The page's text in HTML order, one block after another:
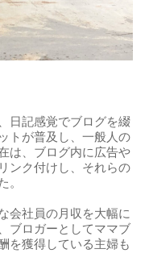
日記感覚でブログを綴
トが普及し、一般人の
は、ブログ内に広告や
ンク付けし、それらの
。
会社員の月収を大幅に
ブロガーとしてママブ
を獲得している主婦も